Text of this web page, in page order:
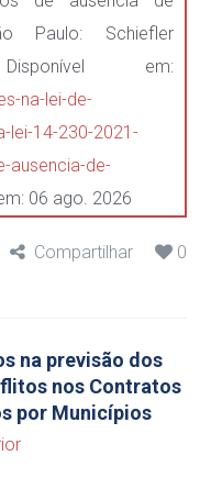
Paulo: Schiefler
em:
na-lei-de-
lei-14-230-2021-
ausencia-de-
06 ago. 2026
Compartilhar 0
na previsão dos
nos Contratos
por Municípios